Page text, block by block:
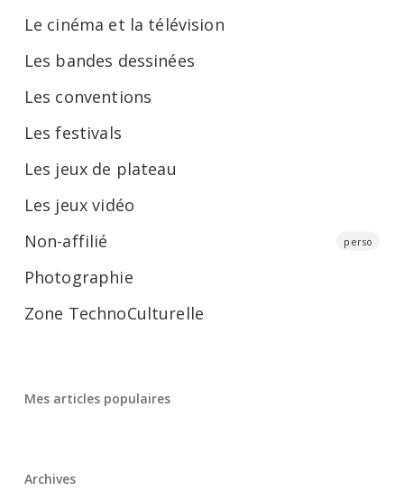
Le cinéma et la télévision
Les bandes dessinées
Les conventions
Les festivals
Les jeux de plateau
Les jeux vidéo
Non-affilié
perso
Photographie
Zone TechnoCulturelle
Mes articles populaires
Archives